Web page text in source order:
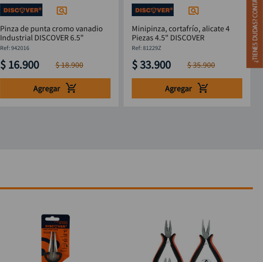
Pinza de punta cromo vanadio
Industrial DISCOVER 6.5"
:942016
$ 16.900 $18.900
Agregar
Minipinza, cortafrío, alicate 4
Piezas 4.5" DISCOVER
:81229Z
$33.900 $35.900
Agregar